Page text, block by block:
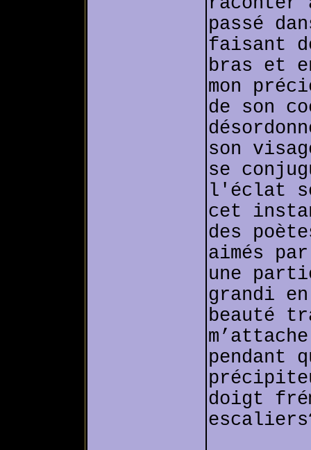
passé
faisant
bras et
mon
de son
son
se
l'éclat
cet
des
aimés
une
grandi
beauté
pendant
doigt